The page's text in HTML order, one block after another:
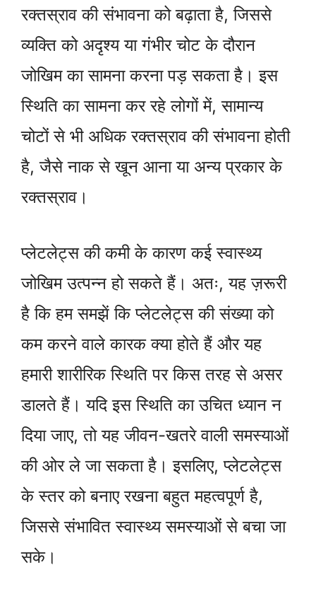
रक्तस्राव की संभावना को बढ़ाता है, जिससे
व्यक्ति को अदृश्य या गंभीर चोट के दौरान
जोखिम का सामना करना पड़ सकता है। इस
स्थिति का सामना कर रहे लोगों में, सामान्य
चोटों से भी अधिक रक्तस्राव की संभावना होती
है, जैसे नाक से खून आना या अन्य प्रकार के
रक्तस्राव।
प्लेटलेट्स की कमी के कारण कई स्वास्थ्य
जोखिम उत्पन्न हो सकते हैं। अतः, यह ज़रूरी
है कि हम समझें कि प्लेटलेट्स की संख्या को
कम करने वाले कारक क्या होते हैं और यह
हमारी शारीरिक स्थिति पर किस तरह से असर
डालते हैं। यदि इस स्थिति का उचित ध्यान न
दिया जाए, तो यह जीवन-खतरे वाली समस्याओं
की ओर ले जा सकता है। इसलिए, प्लेटलेट्स
के स्तर को बनाए रखना बहुत महत्वपूर्ण है,
जिससे संभावित स्वास्थ्य समस्याओं से बचा जा
सके।